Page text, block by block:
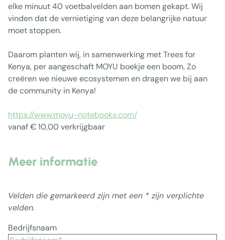
elke minuut 40 voetbalvelden aan bomen gekapt. Wij
vinden dat de vernietiging van deze belangrijke natuur
moet stoppen.
Daarom planten wij, in samenwerking met Trees for
Kenya, per aangeschaft MOYU boekje een boom. Zo
creëren we nieuwe ecosystemen en dragen we bij aan
de community in Kenya!
https://www.moyu-notebooks.com/
vanaf € 10,00 verkrijgbaar
Meer informatie
Velden die gemarkeerd zijn met een * zijn verplichte
velden.
Bedrijfsnaam